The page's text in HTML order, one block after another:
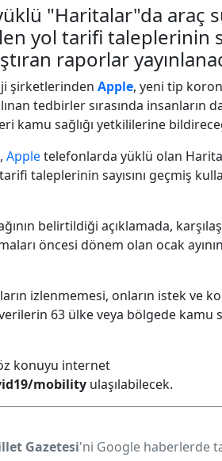
"Haritalar"da araç
yol tarifi taleplerinin
raporlar
şirketlerinden Apple, yeni tip
tedbirler sırasında insanların
kamu sağlığı yetkililerine
Appletelefonlarda yüklü olan
taleplerinin sayısını geçmiş
belirtildiği açıklamada,
öncesi dönem olan ocak
izlenmemesi, onların istek ve
63 ülke veya bölgede kamu
konuyu internet
mobility ulaşılabilecek.
Gazetesi'ni Google haberlerde